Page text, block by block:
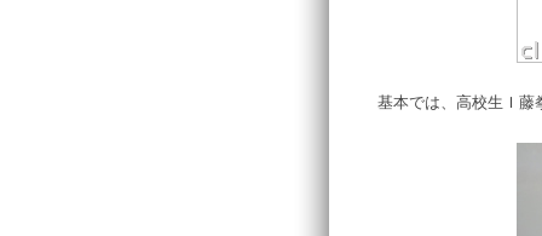
基本では、高校生Ｉ藤